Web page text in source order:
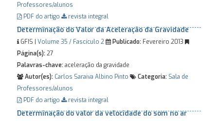
Professores/alunos
PDF do artigo
revista integral
Determinação do Valor da Aceleração da Gravidade
GFIS | Volume 35 / Fascículo 2 Publicado: Fevereiro 2013
Página(s):27
Palavras-chave:aceleração da gravidade
Autor(es): Carlos Saraiva Albino Pinto Categoria: Sala de
Professores/alunos
PDF do artigo
revista integral
Determinação do valor da velocidade do som no ar